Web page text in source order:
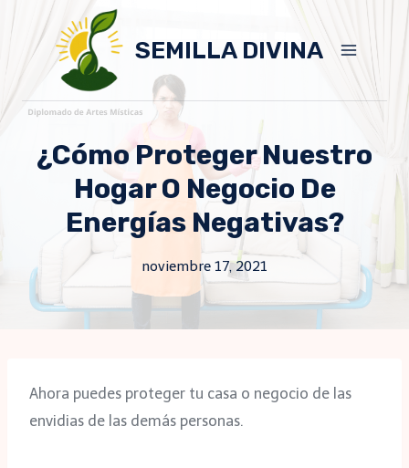
content
SEMILLA DIVINA
¿Cómo Proteger Nuestro
Hogar O Negocio De
Energías Negativas?
noviembre 17, 2021
Ahora puedes proteger tu casa o negocio de las
envidias de las demás personas.